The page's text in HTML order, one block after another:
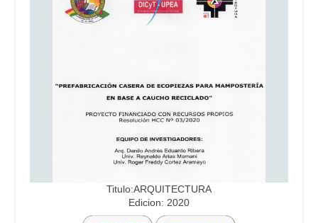
Titulo:ARQUITECTURA
Edicion: 2020